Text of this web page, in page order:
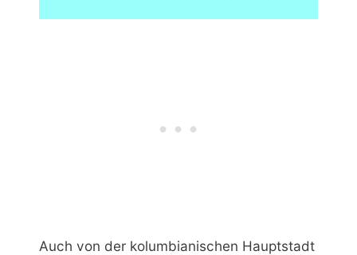
Auch von der kolumbianischen Hauptstadt